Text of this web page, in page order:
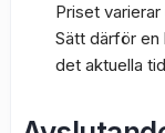
Priset
Sätt därför en
det aktuella